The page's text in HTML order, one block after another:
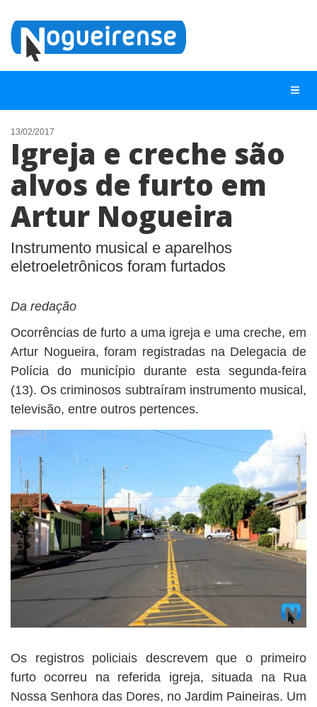
NOTÍCIAS
LISTA DIGITAL
TELEFONES ÚTEIS
CONTATO
13/02/2017
Igreja e creche são
alvos de furto em
Artur Nogueira
Instrumento musical e aparelhos
eletroeletrônicos foram furtados
Da redação
Ocorrências de furto a uma igreja e uma creche, em
Artur Nogueira, foram registradas na Delegacia de
Polícia do município durante esta segunda-feira
(13). Os criminosos subtraíram instrumento musical,
televisão, entre outros pertences.
Os registros policiais descrevem que o primeiro
furto ocorreu na referida igreja, situada na Rua
Nossa Senhora das Dores, no Jardim Paineiras. Um